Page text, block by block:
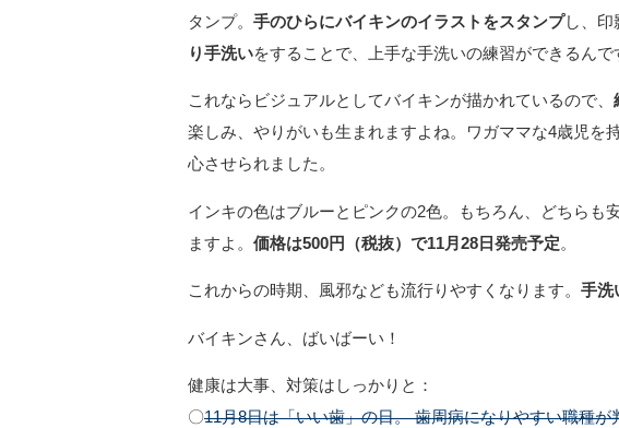
タンプ。 手のひらにバイキンのイラストをスタンプし、印
り手洗いをすることで、上手な手洗いの練習ができるんで
これならビジュアルとしてバイキンが描かれているので、
楽しみ、やりがいも生まれますよね。ワガママな4歳児を
心させられました。
インキの色はブルーとピンクの2色。もちろん、どちらも
ますよ。 価格は500円（税抜）で11月28日発売予定。
これからの時期、風邪なども流行りやすくなります。 手洗
バイキンさん、ばいばーい！
健康は大事、対策はしっかりと：
〇11月8日は「いい歯」の日。 歯周病になりやすい職種